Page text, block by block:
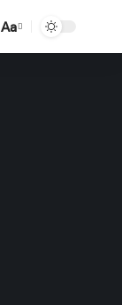
Tamaño
Aa